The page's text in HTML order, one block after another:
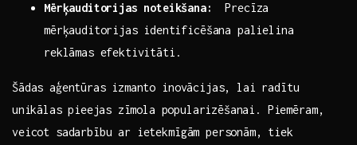
Mērķauditorijas noteikšana:
‌ Precīza
mērķauditorijas⁤ identificēšana palielina
reklāmas efektivitāti.
Šādas aģentūras⁣ izmanto inovācijas, lai radītu
⁤unikālas ⁣pieejas⁣ zīmola⁢ popularizēšanai. Piemēram,
veicot sadarbību ar ietekmīgām personām, tiek